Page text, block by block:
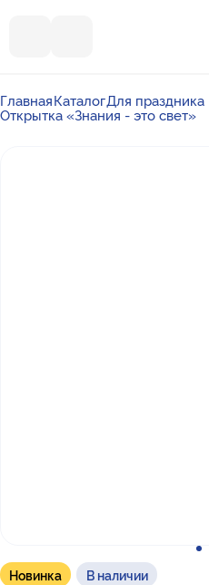
ГлавнаяКаталогДля праздника
Открытка «Знания - это свет»
Новинка В наличии